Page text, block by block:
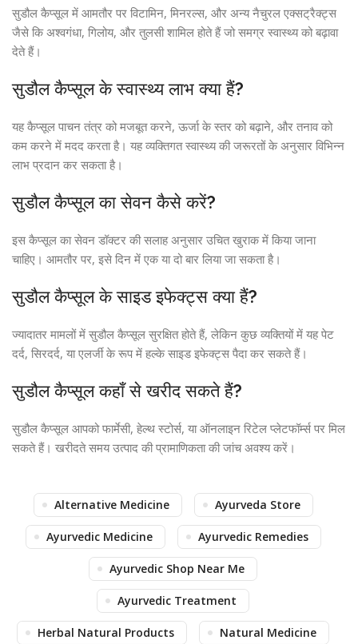
सुडौल कैप्सूल में आमतौर पर विटामिन, मिनरल्स, और अन्य नैचुरल एक्सट्रैक्ट्स
जैसे कि अश्वगंधा, गिलोय, और तुलसी शामिल होते हैं जो समग्र स्वास्थ्य को बढ़ावा
देते हैं।
सुडौल कैप्सूल के स्वास्थ्य लाभ क्या हैं?
यह कैप्सूल पाचन तंत्र को मजबूत करने, ऊर्जा के स्तर को बढ़ाने, और तनाव को
कम करने में मदद करता है। यह व्यक्तिगत स्वास्थ्य की जरूरतों के अनुसार विभिन्न
लाभ प्रदान कर सकता है।
सुडौल कैप्सूल का सेवन कैसे करें?
इस कैप्सूल का सेवन डॉक्टर की सलाह अनुसार उचित खुराक में किया जाना
चाहिए। आमतौर पर, इसे दिन में एक या दो बार लिया जा सकता है।
सुडौल कैप्सूल के साइड इफेक्ट्स क्या हैं?
ज्यादातर मामलों में सुडौल कैप्सूल सुरक्षित होते हैं, लेकिन कुछ व्यक्तियों में यह पेट
दर्द, सिरदर्द, या एलर्जी के रूप में हल्के साइड इफेक्ट्स पैदा कर सकते हैं।
सुडौल कैप्सूल कहाँ से खरीद सकते हैं?
सुडौल कैप्सूल आपको फार्मेसी, हेल्थ स्टोर्स, या ऑनलाइन रिटेल प्लेटफॉर्म्स पर मिल
सकते हैं। खरीदते समय उत्पाद की प्रामाणिकता की जांच अवश्य करें।
Alternative Medicine Ayurveda Store
Ayurvedic Medicine Ayurvedic Remedies
Ayurvedic Shop Near Me
Ayurvedic Treatment
Herbal Natural Products Natural Medicine